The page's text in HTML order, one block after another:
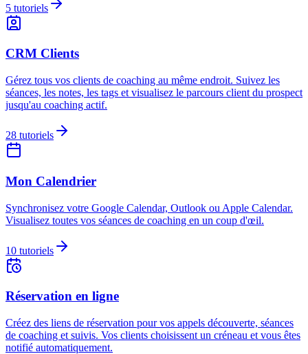
5 tutoriels
CRM Clients
Gérez tous vos clients de coaching au même endroit. Suivez les
séances, les notes, les tags et visualisez le parcours client du prospect
jusqu'au coaching actif.
28 tutoriels
Mon Calendrier
Synchronisez votre Google Calendar, Outlook ou Apple Calendar.
Visualisez toutes vos séances de coaching en un coup d'œil.
10 tutoriels
Réservation en ligne
Créez des liens de réservation pour vos appels découverte, séances
de coaching et suivis. Vos clients choisissent un créneau et vous êtes
notifié automatiquement.